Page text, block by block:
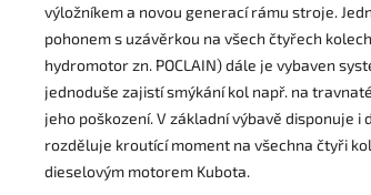
výložníkem a novou generací rámu stroje.
pohonem s uzávěrkou na všech čtyřech
hydromotor zn. POCLAIN) dále je vybaven
jednoduše zajistí smýkání kol např. na
jeho poškození. V základní výbavě disponuje
rozděluje kroutící moment na všechna čtyři
dieselovým motorem Kubota.